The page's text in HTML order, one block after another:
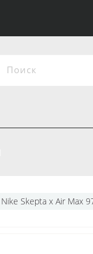
Nike Skepta x Air Max